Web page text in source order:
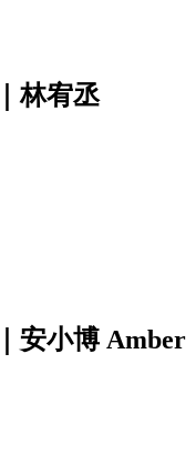
林宥丞
安小博 Amber